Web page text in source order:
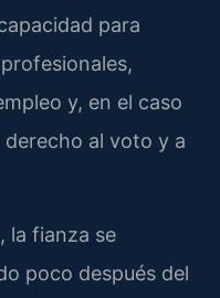
para
y, en el caso
al voto y a
la fianza se
poco después del